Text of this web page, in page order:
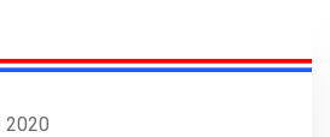
2020